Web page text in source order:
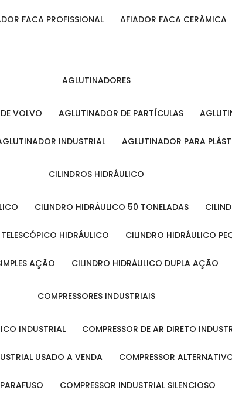
FACA PROFISSIONAL AFIADOR FACA CERÂMICA
AGLUTINADORES
VOLVO AGLUTINADOR DE PARTÍCULAS
AGLUTINADOR INDUSTRIAL AGLUTINADOR PARA
CILINDROS HIDRÁULICO
CILINDRO HIDRÁULICO 50 TONELADAS
TELESCÓPICO HIDRÁULICO CILINDRO HIDRÁULICO
AÇÃO CILINDRO HIDRÁULICO DUPLA AÇÃO
COMPRESSORES INDUSTRIAIS
INDUSTRIAL COMPRESSOR DE AR DIRETO
USADO A VENDA COMPRESSOR
COMPRESSOR INDUSTRIAL SILENCIOSO